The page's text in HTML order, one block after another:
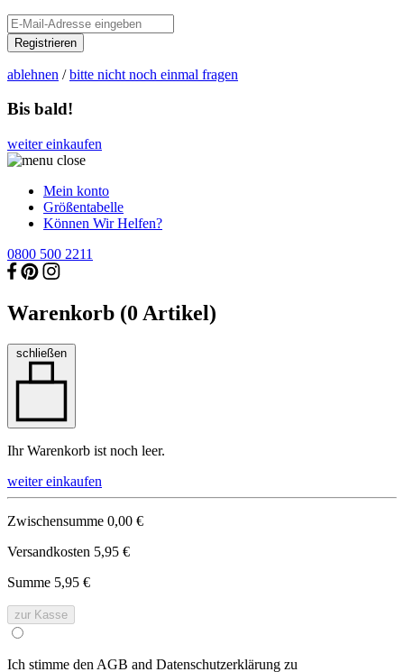
Registrieren
ablehnen /bitte nicht noch einmal fragen
Bis bald!
weiter einkaufen
Mein konto
Größentabelle
Können Wir Helfen?
0800 500 2211
Warenkorb (0 Artikel)
schließen
Ihr Warenkorb ist noch leer.
weiter einkaufen
Zwischensumme 0,00 €
Versandkosten 5,95 €
Summe 5,95 €
zur Kasse
Ich stimme den AGB and Datenschutzerklärung zu